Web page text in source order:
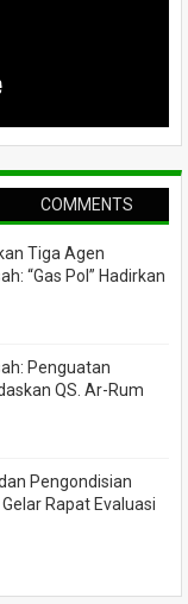
COMMENTS
Tiga Agen
“Gas Pol” Hadirkan
Penguatan
QS. Ar-Rum
Pengondisian
Rapat Evaluasi